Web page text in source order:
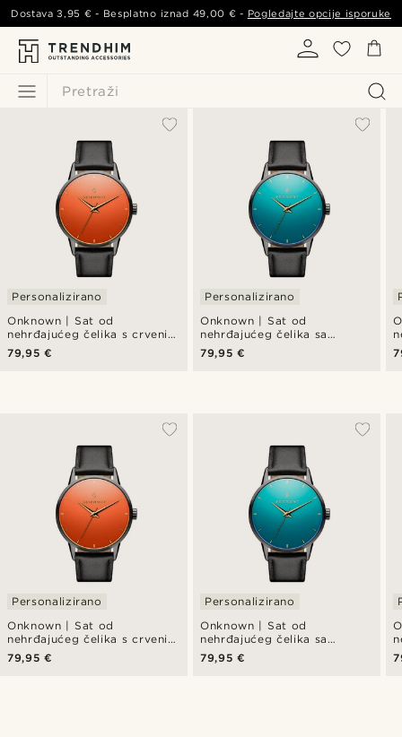
Pretraži
Dostava3,95 € - Besplatno iznad 49,00 € - Pogledajte opcije isporuke
Onknown | Sat od
nehrđajućeg čelika s crvenim
staklom
Personalizirano
79,95 €
Onknown | Sat od
nehrđajućeg čelika sa
zelenim staklom
Personalizirano
79,95 €
Onknown | Sat od
nehrđajućeg čelika s crvenim
staklom
Personalizirano
79,95 €
Onknown | Sat od
nehrđajućeg čelika sa
zelenim staklom
Personalizirano
79,95 €